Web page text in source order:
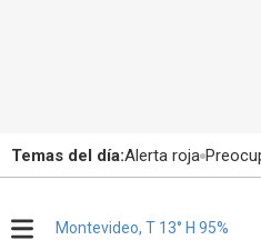
Temas del día:Alerta roja
Montevideo, T 13° H 95%